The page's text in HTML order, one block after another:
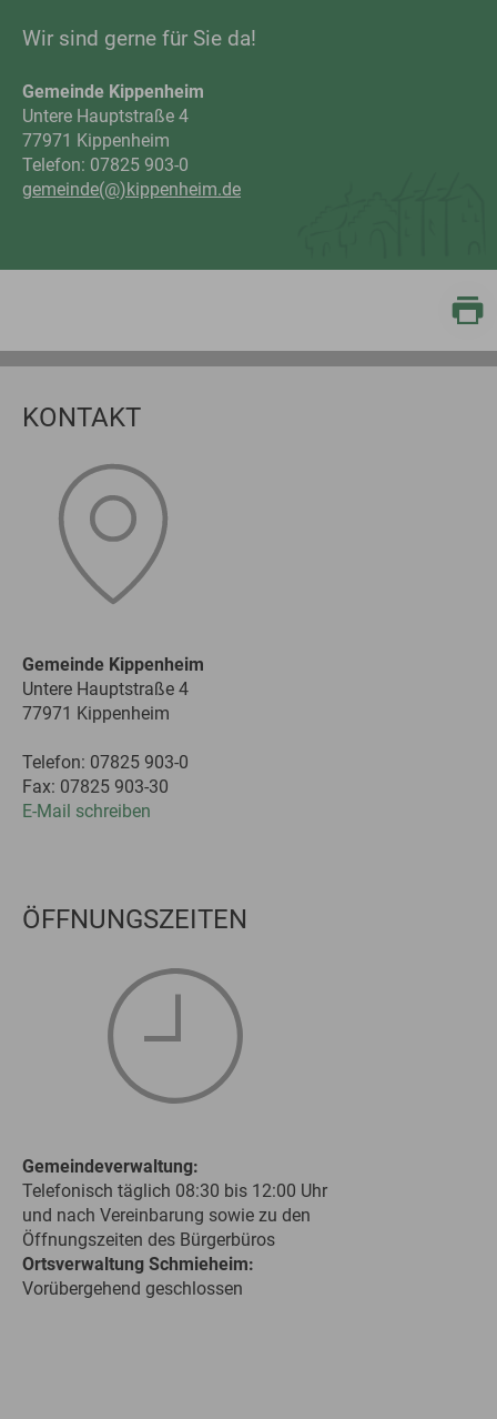
Wir sind gerne für Sie da!
Gemeinde Kippenheim
Untere Hauptstraße 4
77971 Kippenheim
Telefon: 07825 903-0
gemeinde(@)kippenheim.de
KONTAKT
Gemeinde Kippenheim
Untere Hauptstraße 4
77971 Kippenheim
Telefon: 07825 903-0
Fax: 07825 903-30
E-Mail schreiben
ÖFFNUNGSZEITEN
Gemeindeverwaltung:
Telefonisch täglich 08:30 bis 12:00 Uhr
und nach Vereinbarung sowie zu den
Öffnungszeiten des Bürgerbüros
Ortsverwaltung Schmieheim:
Vorübergehend geschlossen